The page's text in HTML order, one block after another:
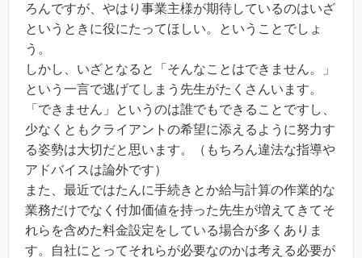
ろんですが、やはり事業主様が期待しているのはいざ
というときに役にたってほしい。ということでしょ
う。
しかし、いざとなると「そんなことはできません。」
という一言で逃げてしまう先生がたくさんいます。
「できません」というのは誰でもできることですし、
少なくともクライアントの希望に添えるように努力す
る姿勢は大切だと思います。（もちろん違法な指導や
アドバイスは論外です）
また、最近ではたんに手続きとか給与計算の作業的な
業務だけでなく付加価値を持った先生が増えてきてそ
れらを含めた料金設定をしている場合が多くありま
す。自社にとってそれらが必要なのかは考える必要が